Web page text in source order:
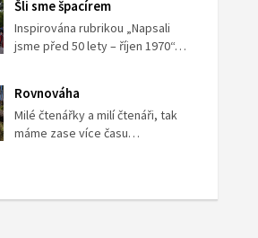
Šli sme špacírem
Inspirována rubrikou „Napsali
jsme před 50 lety – říjen 1970“…
Rovnováha
Milé čtenářky a milí čtenáři, tak
máme zase více času…